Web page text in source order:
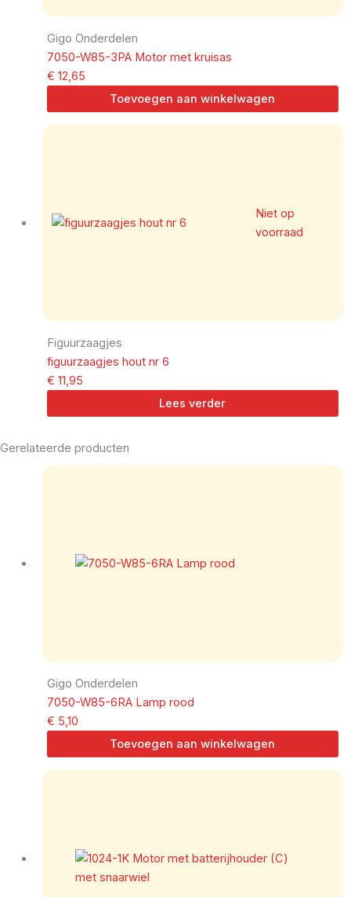
Gigo Onderdelen
7050-W85-3PA Motor met kruisas
€ 12,65
Toevoegen aan winkelwagen
Niet op
voorraad
Figuurzaagjes
figuurzaagjes hout nr 6
€ 11,95
Lees verder
Gerelateerde producten
Gigo Onderdelen
7050-W85-6RA Lamp rood
€ 5,10
Toevoegen aan winkelwagen